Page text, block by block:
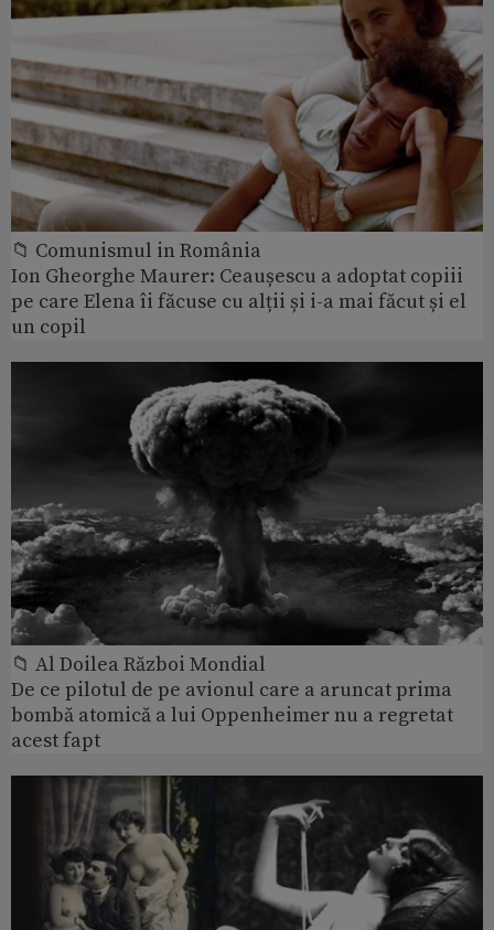
📁 Comunismul in România
Ion Gheorghe Maurer: Ceaușescu a adoptat copiii
pe care Elena îi făcuse cu alții și i-a mai făcut și el
un copil
📁 Al Doilea Război Mondial
De ce pilotul de pe avionul care a aruncat prima
bombă atomică a lui Oppenheimer nu a regretat
acest fapt